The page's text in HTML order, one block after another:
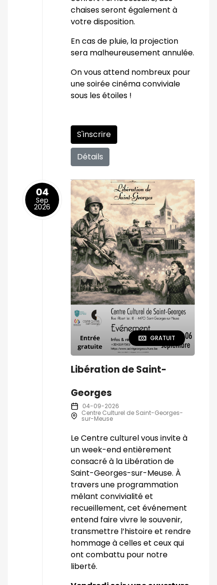
chaises seront également à
votre disposition.
En cas de pluie, la projection
sera malheureusement annulée.
On vous attend nombreux pour
une soirée cinéma conviviale
sous les étoiles !
S'inscrire
Détails
04
Sep
2026
GRATUIT
Libération de Saint-
Georges
04-09-2026
Centre Culturel de Saint-Georges-
sur-Meuse
Le Centre culturel vous invite à
un week-end entièrement
consacré à la Libération de
Saint-Georges-sur-Meuse. À
travers une programmation
mêlant convivialité et
recueillement, cet événement
entend faire vivre le souvenir,
transmettre l’histoire et rendre
hommage à celles et ceux qui
ont combattu pour notre
liberté.